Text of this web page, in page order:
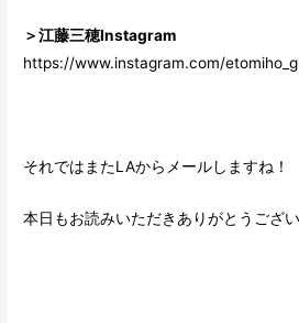
＞江藤三穂Instagram
https://www.instagram.com/
それではまたLAからメールしますね！
本日もお読みいただきありがとうござ